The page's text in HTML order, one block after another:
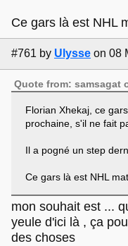
Ce gars là est NHL
#761 by Ulysse on 08
Quote from: samsagat
Florian Xhekaj, ce
prochaine, s'il ne fait
Il a pogné un step
Ce gars là est NHL
mon souhait est ...
yeule d'ici là , ça
des choses